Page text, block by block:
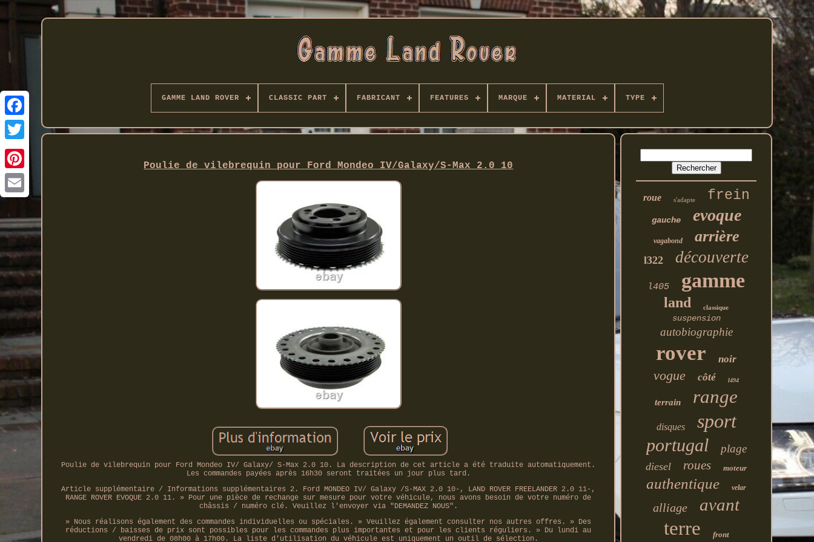
Twitter
GAMME LAND ROVER CLASSIC PART FABRICANT FEATURES MARQUE MATERIAL TYPE
Poulie de vilebrequin pour Ford Mondeo IV/Galaxy/S-Max 2.0 10
Poulie de vilebrequin pour Ford Mondeo IV/ Galaxy/ S-Max 2.0 10. La description de cet article a été traduite automatiquement.
Les commandes payées après 16h30 seront traitées un jour plus tard.
Article supplémentaire / Informations supplémentaires 2. Ford MONDEO IV/ Galaxy /S-MAX 2.0 10-, LAND ROVER FREELANDER 2.0 11-,
RANGE ROVER EVOQUE 2.0 11. » Pour une pièce de rechange sur mesure pour votre véhicule, nous avons besoin de votre numéro de
châssis / numéro clé. Veuillez l'envoyer via "DEMANDEZ NOUS".
» Nous réalisons également des commandes individuelles ou spéciales. » Veuillez également consulter nos autres offres. » Des
réductions / baisses de prix sont possibles pour les commandes plus importantes et pour les clients réguliers. » Du lundi au
vendredi de 08h00 à 17h00. La liste d'utilisation du véhicule est uniquement un outil de sélection.
roue s'adapte frein
gauche evoque
vagabond arrière
l322 découverte
l405 gamme
land classique
suspension
autobiographie
rover noir
vogue côté l494
terrain range
disques sport
portugal plage
diesel roues moteur
authentique velar
alliage avant
terre front